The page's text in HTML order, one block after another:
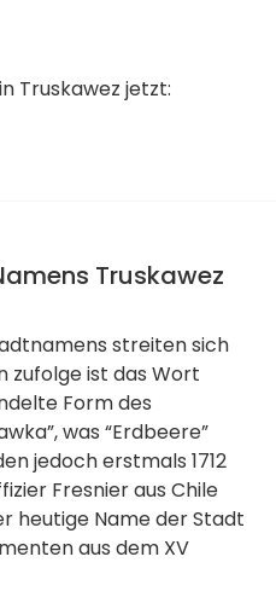
Truskawez jetzt:
Truskawez
streiten sich
zufolge ist das Wort
Form des
was “Erdbeere”
jedoch erstmals 1712
Fresnier aus Chile
heutige Name der Stadt
aus dem XV